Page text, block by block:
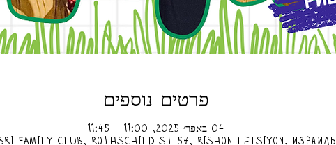
פרטים נוספים
04 באפר׳ 2025, 11:00 – 11:45
Family Club, Rothschild St 57, Rishon LeTsiyon, Израиль